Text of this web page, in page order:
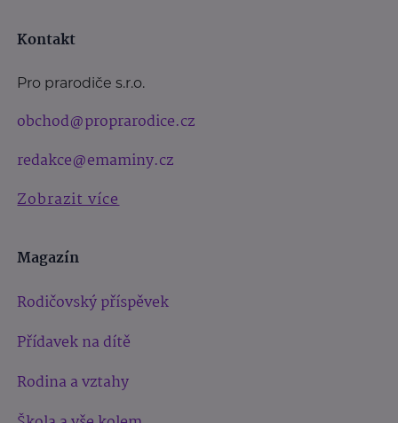
Kontakt
Pro prarodiče s.r.o.
obchod@proprarodice.cz
redakce@emaminy.cz
Zobrazit více
Magazín
Rodičovský příspěvek
Přídavek na dítě
Rodina a vztahy